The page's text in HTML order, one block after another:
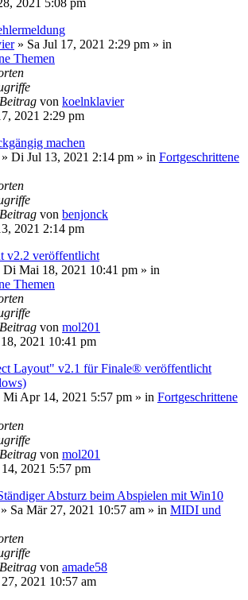
» Sa Jul 17, 2021 2:29 pm » in
Themen
von koelnklavier
2021 2:29 pm
machen
» Di Jul 13, 2021 2:14 pm » in Fortgeschrittene
von benjonck
2021 2:14 pm
v2.2 veröffentlicht
Di Mai 18, 2021 10:41 pm » in
Themen
von mol201
2021 10:41 pm
Layout" v2.1 für Finale® veröffentlicht
Mi Apr 14, 2021 5:57 pm » in Fortgeschrittene
von mol201
2021 5:57 pm
Absturz beim Abspielen mit Win10
» Sa Mär 27, 2021 10:57 am » in MIDI und
von amade58
2021 10:57 am